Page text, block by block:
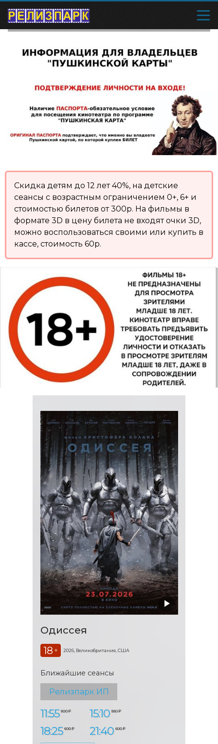
Скидка детям до 12 лет 40%, на детские
сеансы с возрастным ограничением 0+, 6+ и
стоимостью билетов от 300р. На фильмы в
формате 3D в цену билета не входят очки 3D,
можно воспользоваться своими или купить в
кассе, стоимость 60р.
Одиссея
18 + 2026, Великобритания, США
Ближайшие сеансы
Релизпарк ИП
11:55 500 ₽ 15:10 550 ₽
18:25 600 ₽ 21:40 600 ₽